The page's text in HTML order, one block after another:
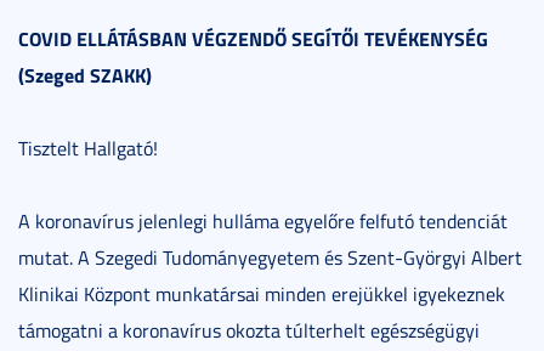
COVID ELLÁTÁSBAN VÉGZENDŐ SEGÍTŐI TEVÉKENYSÉG
(Szeged SZAKK)
Tisztelt Hallgató!
A koronavírus jelenlegi hulláma egyelőre felfutó tendenciát
mutat. A Szegedi Tudományegyetem és Szent-Györgyi Albert
Klinikai Központ munkatársai minden erejükkel igyekeznek
támogatni a koronavírus okozta túlterhelt egészségügyi